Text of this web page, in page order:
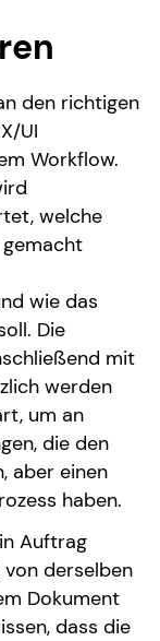
den richtigen
UI
Workflow.
welche
gemacht
wie das
Die
mit
werden
um an
die den
aber einen
haben.
Auftrag
derselben
Dokument
dass die